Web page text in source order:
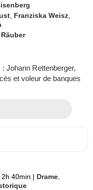
Franziska Weisz
Räuber
Johann Rettenberger,
et voleur de banques
2h 40min | Drame